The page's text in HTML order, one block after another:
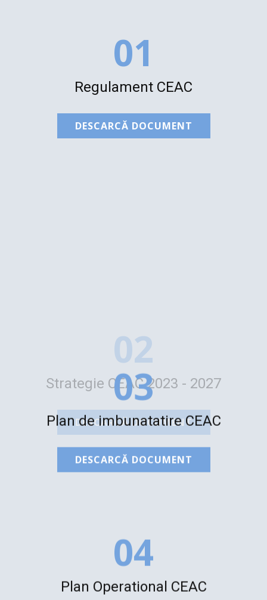
01
Regulament CEAC
DESCARCĂ DOCUMENT
Strategie CEAC 2023 - 2027
DESCARCĂ DOCUMENT
03
Plan de imbunatatire CEAC
DESCARCĂ DOCUMENT
04
Plan Operational CEAC